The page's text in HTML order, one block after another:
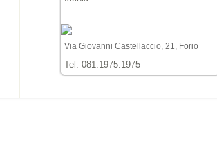
Via Giovanni Castellaccio, 21, Forio
Tel. 081.1975.1975